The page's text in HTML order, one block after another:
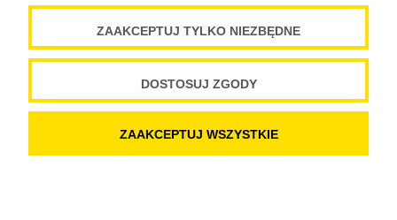
Spółdzielnia Wydawnicza „Czytelnik”
ul. Wiejska 12A
Copyright Spółdzielnia Wydawnicza „Czytelnik” 2019
ZAAKCEPTUJ TYLKO NIEZBĘDNE
DOSTOSUJ ZGODY
ZAAKCEPTUJ WSZYSTKIE